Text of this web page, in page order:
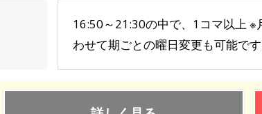
16:50～21:30の中で、1コマ以上 ※
わせて期ごとの曜日変更も可能で